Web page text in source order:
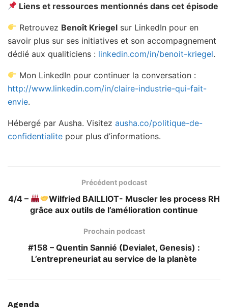
Liens et ressources mentionnés dans cet épisode
Retrouvez Benoît Kriegel sur LinkedIn pour en
savoir plus sur ses initiatives et son accompagnement
dédié aux qualiticiens : linkedin.com/in/benoit-kriegel.
Mon LinkedIn pour continuer la conversation :
http://www.linkedin.com/in/claire-industrie-qui-fait-
envie.
Hébergé par Ausha. Visitez ausha.co/politique-de-
confidentialite pour plus d’informations.
Précédent podcast
4/4 –
Wilfried BAILLIOT- Muscler les process RH
grâce aux outils de l’amélioration continue
Prochain podcast
#158 – Quentin Sannié (Devialet, Genesis) :
L’entrepreneuriat au service de la planète
Agenda